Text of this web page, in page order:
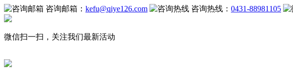
咨询邮箱： kefu@qiye126.com 咨询热线： 0431-88981105
微信扫一扫，关注我们最新活动